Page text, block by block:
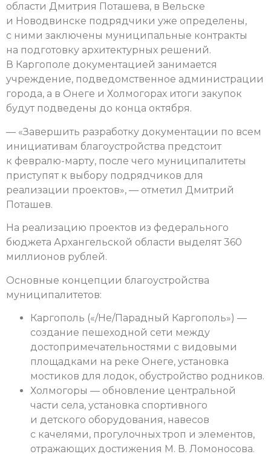
области Дмитрия Поташева, в Вельске
и Новодвинске подрядчики уже определены,
с ними заключены муниципальные контракты
на подготовку архитектурных решений.
В Каргополе документацией занимается
учреждение, подведомственное администрации
города, а в Онеге и Холмогорах итоги закупок
будут подведены до конца октября.
— «Завершить разработку документации по всем
инициативам благоустройства предстоит
к февралю-марту, после чего муниципалитеты
приступят к выбору подрядчиков для
реализации проектов», — отметил Дмитрий
Поташев.
На реализацию проектов из федерального
бюджета Архангельской области выделят 360
миллионов рублей.
Основные концепции благоустройства
муниципалитетов:
Каргополь («/Не/Парадный Каргополь») —
создание пешеходной сети между
достопримечательностями с видовыми
площадками на реке Онеге, установка
мостиков для лодок, обустройство родников.
Холмогоры — обновление центральной
части села, установка спортивного
и детского оборудования, навесов
с качелями, прогулочных троп и элементов,
отражающих достижения М. В. Ломоносова.